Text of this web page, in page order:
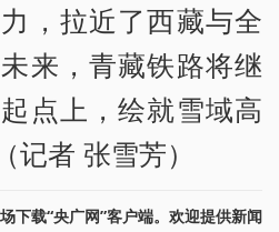
，拉近了西藏与全
来，青藏铁路将继
点上，绘就雪域高
记者 张雪芳）
下载“央广网”客户端。欢迎提供新闻